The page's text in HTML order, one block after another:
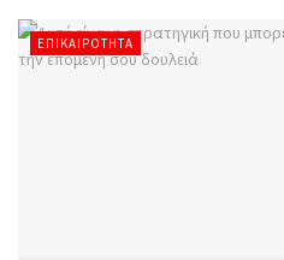
ΕΠΙΚΑΙΡΌΤΗΤΑ